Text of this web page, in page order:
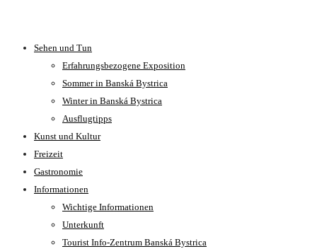
Sehen und Tun
Erfahrungsbezogene Exposition
Sommer in Banská Bystrica
Winter in Banská Bystrica
Ausflugtipps
Kunst und Kultur
Freizeit
Gastronomie
Informationen
Wichtige Informationen
Unterkunft
Tourist Info-Zentrum Banská Bystrica